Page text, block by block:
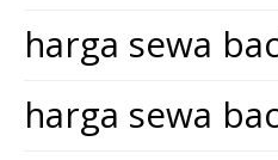
harga sewa
harga sewa